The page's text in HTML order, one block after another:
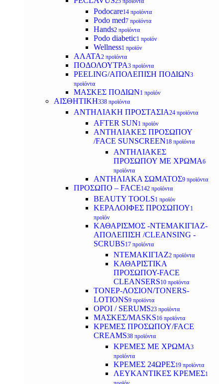
Podocare14 προϊόντα
Podo med7 προϊόντα
Hands2 προϊόντα
Podo diabetic1 προϊόν
Wellness1 προϊόν
ΑΛΑΤΑ2 προϊόντα
ΠΟΔΟΛΟΥΤΡΑ3 προϊόντα
PEELING/ΑΠΟΛΕΠΙΣΗ ΠΟΔΙΩΝ3
προϊόντα
ΜΑΣΚΕΣ ΠΟΔΙΩΝ1 προϊόν
ΑΙΣΘΗΤΙΚΗ338 προϊόντα
ΑΝΤΗΛΙΑΚΗ ΠΡΟΣΤΑΣΙΑ24 προϊόντα
AFTER SUN1 προϊόν
ΑΝΤΗΛΙΑΚΕΣ ΠΡΟΣΩΠΟΥ
/FACE SUNSCREEN18 προϊόντα
ΑΝΤΗΛΙΑΚΕΣ
ΠΡΟΣΩΠΟΥ ΜΕ ΧΡΩΜΑ6
προϊόντα
ΑΝΤΗΛΙΑΚΑ ΣΩΜΑΤΟΣ9 προϊόντα
ΠΡΟΣΩΠΟ – FACE142 προϊόντα
BEAUTY TOOLS1 προϊόν
ΚΕΡΑΛΟΙΦΕΣ ΠΡΟΣΩΠΟΥ1
προϊόν
ΚΑΘΑΡΙΣΜΟΣ -ΝΤΕΜΑΚΙΓΙΑΖ-
ΑΠΟΛΕΠΙΣΗ /CLEANSING -
SCRUBS17 προϊόντα
ΝΤΕΜΑΚΙΓΙΑΖ2 προϊόντα
ΚΑΘΑΡΙΣΤΙΚΑ
ΠΡΟΣΩΠΟΥ-FACE
CLEANSERS10 προϊόντα
ΤΟΝΕΡ-ΛΟΣΙΟΝ/TONERS-
LOTIONS9 προϊόντα
ΟΡΟΙ / SERUMS23 προϊόντα
ΜΑΣΚΕΣ/MASKS16 προϊόντα
ΚΡΕΜΕΣ ΠΡΟΣΩΠΟΥ/FACE
CREAMS38 προϊόντα
ΚΡΕΜΕΣ ΜΕ ΧΡΩΜΑ3
προϊόντα
ΚΡΕΜΕΣ 24ΩΡΕΣ19 προϊόντα
ΛΕΥΚΑΝΤΙΚΕΣ ΚΡΕΜΕΣ1